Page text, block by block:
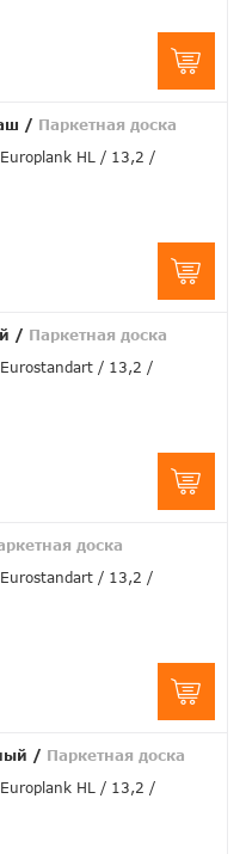
/ Паркетная доска
Europlank HL 13,2
/ Паркетная доска
Eurostandart 13,2
доска
Eurostandart 13,2
/ Паркетная доска
Europlank HL 13,2